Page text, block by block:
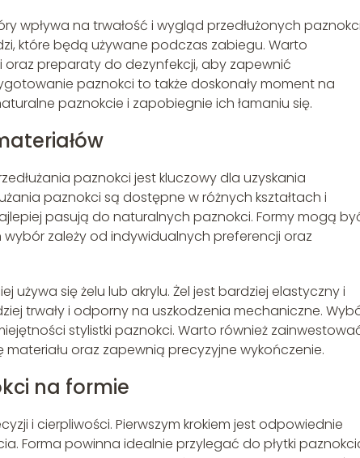
wpływa na trwałość i wygląd przedłużonych
które będą używane podczas zabiegu. Warto
oraz preparaty do dezynfekcji, aby zapewnić
paznokci to także doskonały moment na
paznokcie i zapobiegnie ich łamaniu się.
paznokci jest kluczowy dla uzyskania
paznokci są dostępne w różnych kształtach i
pasują do naturalnych paznokci. Formy mogą
zależy od indywidualnych preferencji oraz
używa się żelu lub akrylu. Żel jest bardziej elastyczny i
trwały i odporny na uszkodzenia mechaniczne.
stylistki paznokci. Warto również
oraz zapewnią precyzyjne wykończenie.
na formie
i cierpliwości. Pierwszym krokiem jest odpowiednie
Forma powinna idealnie przylegać do płytki